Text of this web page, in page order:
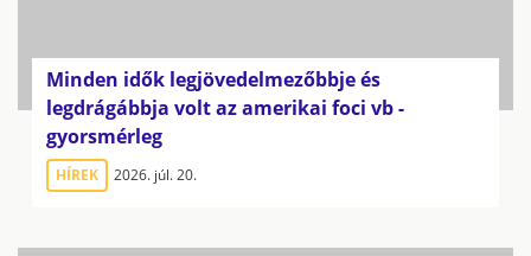
Minden idők legjövedelmezőbbje és
legdrágábbja volt az amerikai foci vb -
gyorsmérleg
HÍREK 2026. júl. 20.